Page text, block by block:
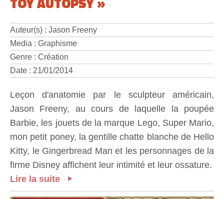
Auteur(s) : Jason Freeny
Media : Graphisme
Genre : Création
Date : 21/01/2014
Leçon d'anatomie par le sculpteur américain,
Jason Freeny, au cours de laquelle la poupée
Barbie, les jouets de la marque Lego, Super Mario,
mon petit poney, la gentille chatte blanche de Hello
Kitty, le Gingerbread Man et les personnages de la
firme Disney affichent leur intimité et leur ossature.
Lire la suite